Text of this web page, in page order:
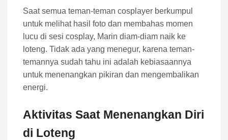
Saat semua teman-teman cosplayer berkumpul
untuk melihat hasil foto dan membahas momen
lucu di sesi cosplay, Marin diam-diam naik ke
loteng. Tidak ada yang menegur, karena teman-
temannya sudah tahu ini adalah kebiasaannya
untuk menenangkan pikiran dan mengembalikan
energi.
Aktivitas Saat Menenangkan Diri
di Loteng